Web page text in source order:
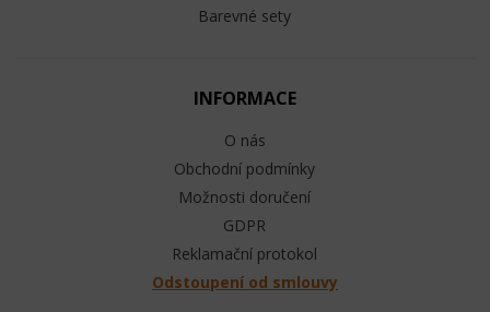
Barevné sety
INFORMACE
O nás
Obchodní podmínky
Možnosti doručení
GDPR
Reklamační protokol
Odstoupení od smlouvy